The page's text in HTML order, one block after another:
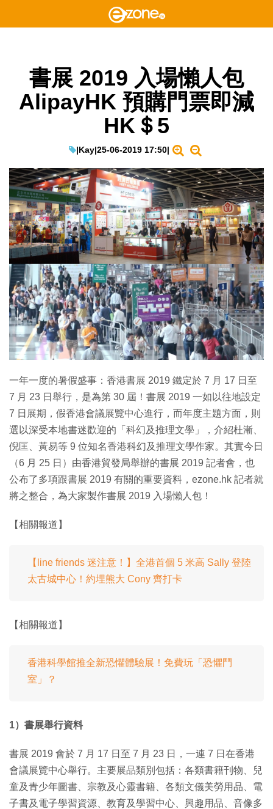
書展 2019 入場懶人包
AlipayHK 預購門票即減
HK＄5
|Kay|25-06-2019 17:50|
一年一度的暑假盛事：香港書展 2019 鐵定於 7 月 17 日至
7 月 23 日舉行，是為第 30 屆！書展 2019 一如以往地設定
7 日展期，假香港會議展覽中心進行，而年度主題方面，則
選以深受本地書迷歡迎的「科幻及推理文學」，介紹杜漸、
倪匡、黃易等 9 位知名香港科幻及推理文學作家。其實今日
（6 月 25 日）由香港貿發局舉辦的書展 2019 記者會，也
公布了多項跟書展 2019 有關的重要資料，ezone.hk 記者就
將之整合，為大家製作書展 2019 入場懶人包！
【相關報道】
【line friends 迷注意！】全港首個 5 米高 Sally 登陸
太古城中心！約埋熊大 Cony 齊打卡
【相關報道】
香港科學館推全新恐懼體驗展！免費玩「恐懼鬥
室」？
1）書展舉行資料
書展 2019 會於 7 月 17 日至 7 月 23 日，一連 7 日在香港
會議展覽中心舉行。主要展品類別包括：各類書籍刊物、兒
童及青少年圖書、宗教及心靈書籍、各類文儀美勞用品、電
子書及電子學習資源、教育及學習中心、興趣用品、音像多